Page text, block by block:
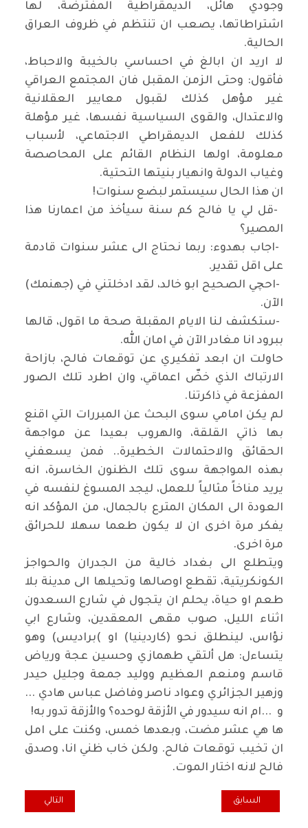
وجودي هائل، الديمقراطية المفترضة، لها
اشتراطاتها، يصعب ان تنتظم في ظروف العراق
الحالية.
لا اريد ان ابالغ في احساسي بالخيبة والاحباط،
فأقول: وحتى الزمن المقبل فان المجتمع العراقي
غير مؤهل كذلك لقبول معايير العقلانية
والاعتدال، والقوى السياسية نفسها، غير مؤهلة
كذلك للفعل الديمقراطي الاجتماعي، لأسباب
معلومة، اولها النظام القائم على المحاصصة
وغياب الدولة وانهيار بنيتها التحتية.
ان هذا الحال سيستمر لبضع سنوات!
-قل لي يا فالح كم سنة سيأخذ من اعمارنا هذا
المصير؟
-اجاب بهدوء: ربما نحتاج الى عشر سنوات قادمة
على اقل تقدير.
-احچي الصحيح ابو خالد، لقد ادخلتني في (جهنمك)
الآن.
-ستكشف لنا الايام المقبلة صحة ما اقول، قالها
ببرود انا مغادر الآن في امان الله.
حاولت ان ابعد تفكيري عن توقعات فالح، بازاحة
الارتباك الذي خضّ اعماقي، وان اطرد تلك الصور
المفزعة في ذاكرتنا.
لم يكن امامي سوى البحث عن المبررات التي اقنع
بها ذاتي القلقة، والهروب بعيدا عن مواجهة
الحقائق والاحتمالات الخطيرة.. فمن يسعفني
بهذه المواجهة سوى تلك الظنون الخاسرة، انه
يريد مناخاً مثالياً للعمل، ليجد المسوغ لنفسه في
العودة الى المكان المترع بالجمال، من المؤكد انه
يفكر مرة اخرى ان لا يكون طعما سهلا للحرائق
مرة اخرى.
ويتطلع الى بغداد خالية من الجدران والحواجز
الكونكريتية، تقطع اوصالها وتحيلها الى مدينة بلا
طعم او حياة، يحلم ان يتجول في شارع السعدون
اثناء الليل، صوب مقهى المعقدين، وشارع ابي
نؤاس، لينطلق نحو (كاردينيا) او (براديس) وهو
يتساءل: هل ألتقي طهمازي وحسين عجة ورياض
قاسم ومنعم العظيم ووليد جمعة وجليل حيدر
وزهير الجزائري وعواد ناصر وفاضل عباس هادي ...
و ...ام انه سيدور في الأزقة لوحده؟ والأزقة تدور به!
ها هي عشر مضت، وبعدها خمس، وكنت على امل
ان تخيب توقعات فالح. ولكن خاب ظني انا، وصدق
فالح لانه اختار الموت.
المقال السابق: العمامة والأفندي.. والعمامة
السابق المقال التالي:
التالي